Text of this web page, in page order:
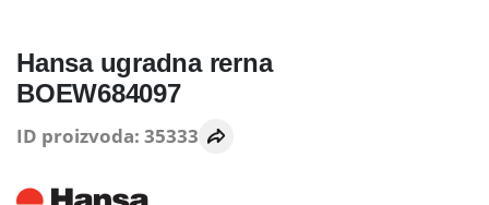
Hansa ugradna rerna
BOEW684097
ID proizvoda: 35333